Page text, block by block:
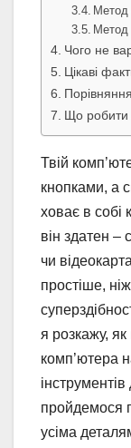
Метод
Метод
Чого не
Цікаві
Що робити
Твій
кнопками, а
ховає в собі
він здатен –
чи
простіше, ніж
я розкажу,
комп’ютера
пройдемося
усіма